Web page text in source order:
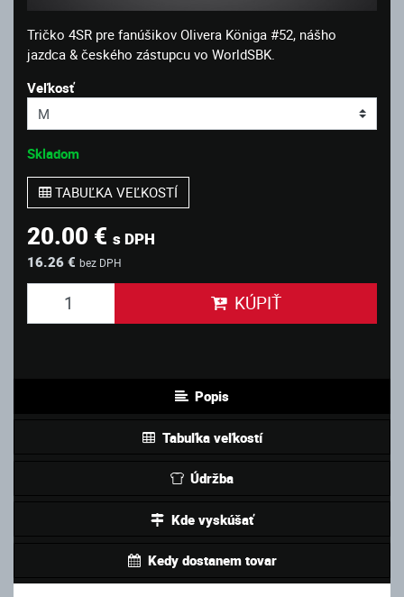
Tričko 4SR pre fanúšikov Olivera Königa #52, nášho
jazdca & českého zástupcu vo WorldSBK.
Veľkosť
Skladom
TABUĽKA VEĽKOSTÍ
20.00 € s DPH
16.26 € bez DPH
KÚPIŤ
Popis
Tabuľka veľkostí
Údržba
Kde vyskúšať
Kedy dostanem tovar